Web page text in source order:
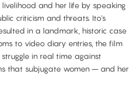
livelihood and her life by speaking
criticism and threats. Ito's
in a landmark, historic case
to video diary entries, the film
in real time against
that subjugate women – and her